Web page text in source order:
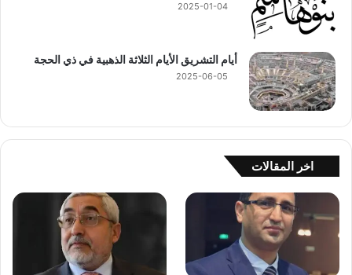
2025-01-04
أيام التشريق الأيام الثلاثة الذهبية في ذي الحجة
2025-06-05
اخر المقالات